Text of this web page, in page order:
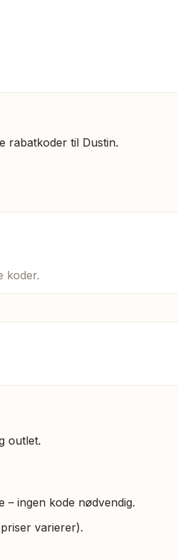
rabatkoder til Dustin.
koder.
outlet.
– ingen kode nødvendig.
varierer).